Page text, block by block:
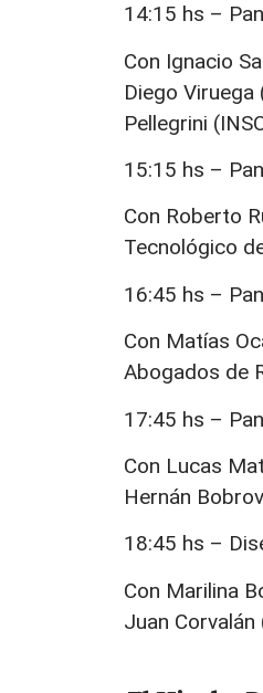
14:15 hs –
Con Ignacio
Diego
Pellegrini
15:15 hs –
Con Roberto
Tecnológico
16:45 hs –
Con Matías
Abogados de
17:45 hs –
Con Lucas
Hernán
18:45 hs –
Con Marilina
Juan